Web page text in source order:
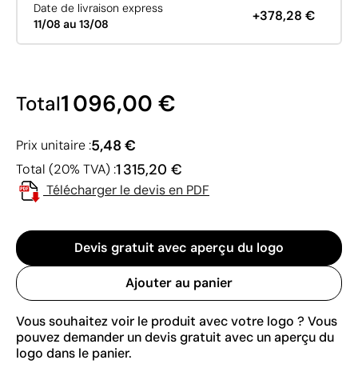
Date de livraison express
11/08 au 13/08
+378,28 €
Total1 096,00 €
Prix unitaire :5,48 €
Total (20% TVA) :1 315,20 €
Télécharger le devis en PDF
Devis gratuit avec aperçu du logo
Ajouter au panier
Vous souhaitez voir le produit avec votre logo ? Vous
pouvez demander un devis gratuit avec un aperçu du
logo dans le panier.